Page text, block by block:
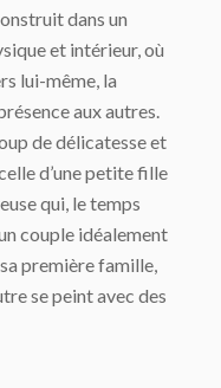
dans un
et intérieur, où
lui-même, la
aux autres.
de délicatesse et
d’une petite fille
qui, le temps
couple idéalement
première famille,
se peint avec des